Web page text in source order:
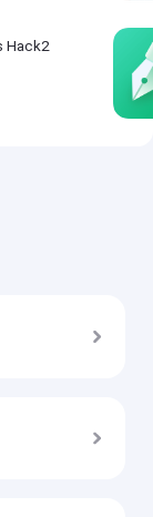
Hack2